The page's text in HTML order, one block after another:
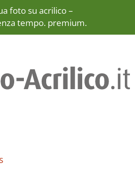
foto su acrilico –
tempo. premium.